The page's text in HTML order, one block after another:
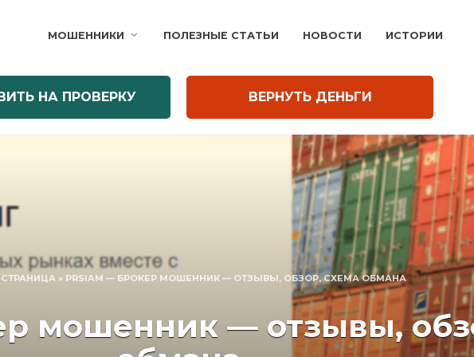
МОШЕННИКИ ПОЛЕЗНЫЕ СТАТЬИ НОВОСТИ ИСТОРИИ
НА ПРОВЕРКУ ВЕРНУТЬ ДЕНЬГИ
» PRSIAM — БРОКЕР МОШЕННИК — ОТЗЫВЫ, ОБЗОР, СХЕМА ОБМАНА
мошенник — отзывы,